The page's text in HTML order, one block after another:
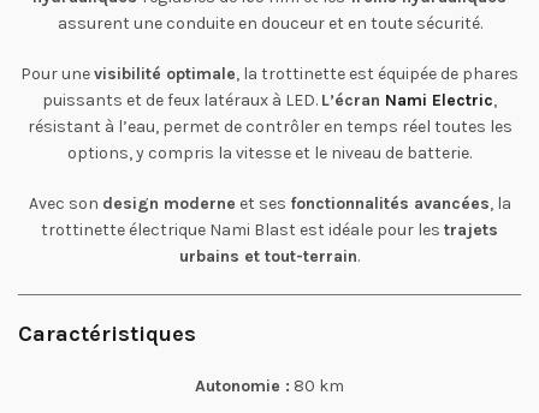
assurent une conduite en douceur et en toute sécurité.
Pour unevisibilité optimale, la trottinette est équipée de phares
puissants et de feux latéraux à LED. L’écran Nami Electric,
résistant à l’eau, permet de contrôler en temps réel toutes les
options, y compris la vitesse et le niveau de batterie.
Avec son design moderne et ses fonctionnalités avancées, la
trottinette électrique Nami Blast est idéale pour les trajets
urbains et tout-terrain.
Caractéristiques
Autonomie : 80 km